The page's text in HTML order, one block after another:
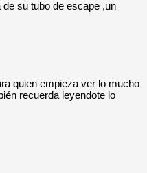
su tubo de escape ,un
quien empieza ver lo mucho
recuerda leyendote lo